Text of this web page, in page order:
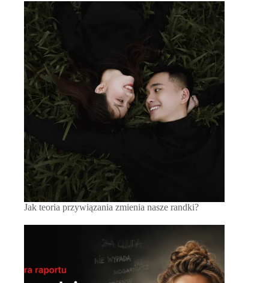
Jak teoria przywiązania zmienia nasze randki?